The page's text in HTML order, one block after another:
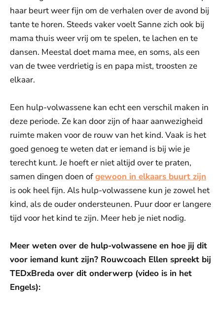
haar beurt weer fijn om de verhalen over de avond bij
tante te horen. Steeds vaker voelt Sanne zich ook bij
mama thuis weer vrij om te spelen, te lachen en te
dansen. Meestal doet mama mee, en soms, als een
van de twee verdrietig is en papa mist, troosten ze
elkaar.
Een hulp-volwassene kan echt een verschil maken in
deze periode. Ze kan door zijn of haar aanwezigheid
ruimte maken voor de rouw van het kind. Vaak is het
goed genoeg te weten dat er iemand is bij wie je
terecht kunt. Je hoeft er niet altijd over te praten,
samen dingen doen ofgewoon in elkaars buurt zijn
is ook heel fijn. Als hulp-volwassene kun je zowel het
kind, als de ouder ondersteunen. Puur door er langere
tijd voor het kind te zijn. Meer heb je niet nodig.
Meer weten over de hulp-volwassene en hoe jij dit
voor iemand kunt zijn? Rouwcoach Ellen spreekt bij
TEDxBreda over dit onderwerp (video is in het
Engels):
De weergave van deze video vereist jouw